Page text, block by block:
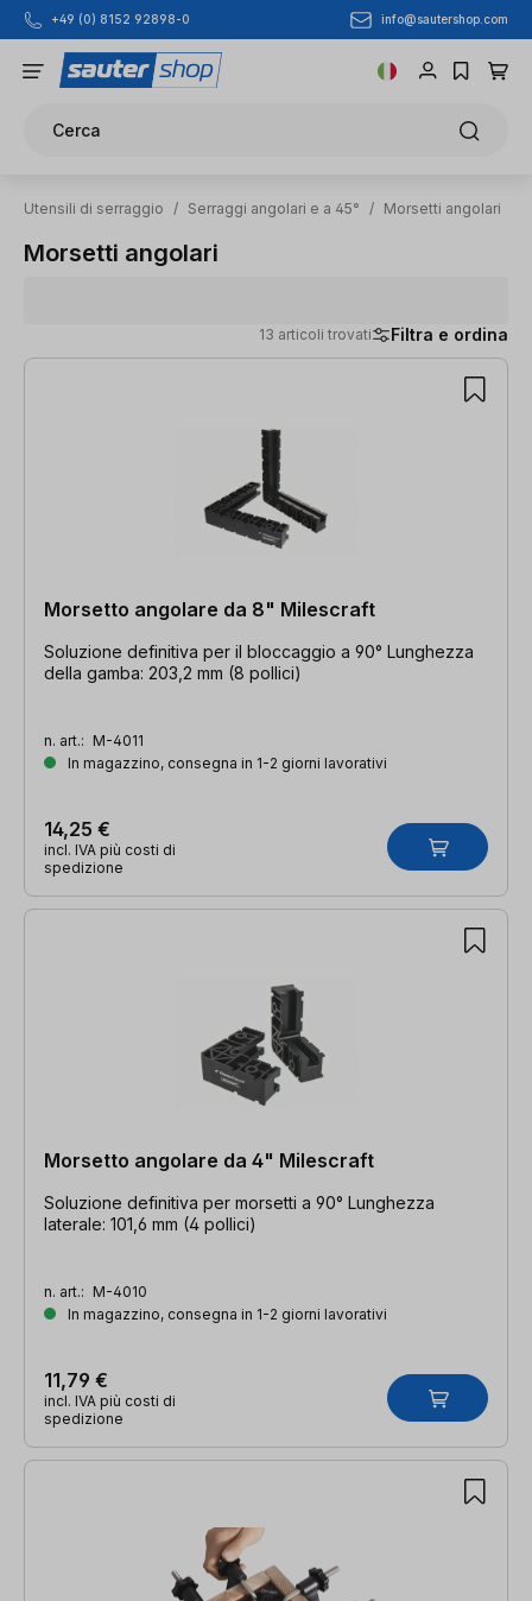
Passa al contenuto principale
+49 (0) 8152 92898-0 info@sautershop.com
Cerca
Utensili di serraggio / Serraggi angolari e a 45° / Morsetti angolari
Morsetti angolari
13 articoli trovati Filtra e ordina
13 articoli trovati
Morsetto angolare da 8" Milescraft
Soluzione definitiva per il bloccaggio a 90° Lunghezza
della gamba: 203,2 mm (8 pollici)
n. art.: M-4011
In magazzino, consegna in 1-2 giorni lavorativi
14,25 €
incl. IVA più costi di
spedizione
Morsetto angolare da 4" Milescraft
Soluzione definitiva per morsetti a 90° Lunghezza
laterale: 101,6 mm (4 pollici)
n. art.: M-4010
In magazzino, consegna in 1-2 giorni lavorativi
11,79 €
incl. IVA più costi di
spedizione